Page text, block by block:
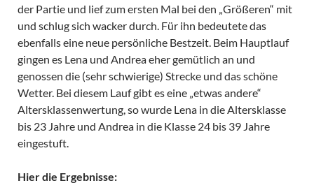
der Partie und lief zum ersten Mal bei den „Größeren“ mit
und schlug sich wacker durch. Für ihn bedeutete das
ebenfalls eine neue persönliche Bestzeit. Beim Hauptlauf
gingen es Lena und Andrea eher gemütlich an und
genossen die (sehr schwierige) Strecke und das schöne
Wetter. Bei diesem Lauf gibt es eine „etwas andere“
Altersklassenwertung, so wurde Lena in die Altersklasse
bis 23 Jahre und Andrea in die Klasse 24 bis 39 Jahre
eingestuft.
Hier die Ergebnisse: